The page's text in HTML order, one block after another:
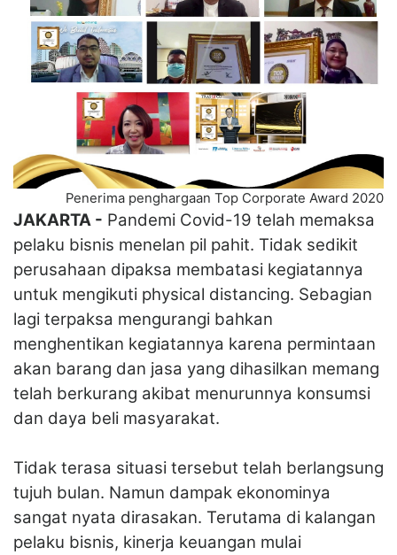
Penerima penghargaan Top Corporate Award 2020
JAKARTA - Pandemi Covid-19 telah memaksa
pelaku bisnis menelan pil pahit. Tidak sedikit
perusahaan dipaksa membatasi kegiatannya
untuk mengikuti physical distancing. Sebagian
lagi terpaksa mengurangi bahkan
menghentikan kegiatannya karena permintaan
akan barang dan jasa yang dihasilkan memang
telah berkurang akibat menurunnya konsumsi
dan daya beli masyarakat.
Tidak terasa situasi tersebut telah berlangsung
tujuh bulan. Namun dampak ekonominya
sangat nyata dirasakan. Terutama di kalangan
pelaku bisnis, kinerja keuangan mulai